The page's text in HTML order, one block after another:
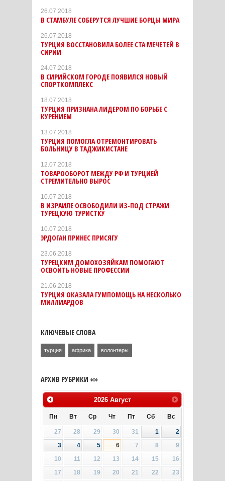
26.07.2018
В СТАМБУЛЕ СОБЕРУТСЯ ЛУЧШИЕ БОРЦЫ МИРА
26.07.2018
ТУРЦИЯ ВОССТАНОВИЛА БОЛЕЕ СТА МЕЧЕТЕЙ В
СИРИИ
24.07.2018
В СИРИЙСКОМ ГОРОДЕ ПОЯВИЛСЯ НОВЫЙ
СПОРТКОМПЛЕКС
18.07.2018
ТУРЦИЯ ПРИЗНАНА ЛИДЕРОМ ПО БОРЬБЕ С
КУРЕНИЕМ
13.07.2018
ТУРЦИЯ ПОМОГЛА ОТРЕМОНТИРОВАТЬ
БОЛЬНИЦУ В ТАДЖИКИСТАНЕ
12.07.2018
ТОВАРООБОРОТ МЕЖДУ РФ И ТУРЦИЕЙ
СТРЕМИТЕЛЬНО ВЫРОС
10.07.2018
В ИЗРАИЛЕ ОСВОБОДИЛИ ИЗ-ПОД СТРАЖИ
ТУРЕЦКУЮ ТУРИСТКУ
10.07.2018
ЭРДОГАН ПРИНЕС ПРИСЯГУ
23.06.2018
ТУРЕЦКИМ ДОМОХОЗЯЙКАМ ПОМОГАЮТ
ОСВОИТЬ НОВЫЕ ПРОФЕССИИ
21.06.2018
ТУРЦИЯ ОКАЗАЛА ГУМПОМОЩЬ НА НЕСКОЛЬКО
МИЛЛИАРДОВ
КЛЮЧЕВЫЕ СЛОВА
турция африка волонтеры
АРХИВ РУБРИКИ «»
2026 Август
Пн Вт Ср Чт Пт Сб Вс
27 28 29 30 31 1
2
3
4 5 6 7 8
9
10
11 12 13 14 15
16
17
18 19 20 21 22
23